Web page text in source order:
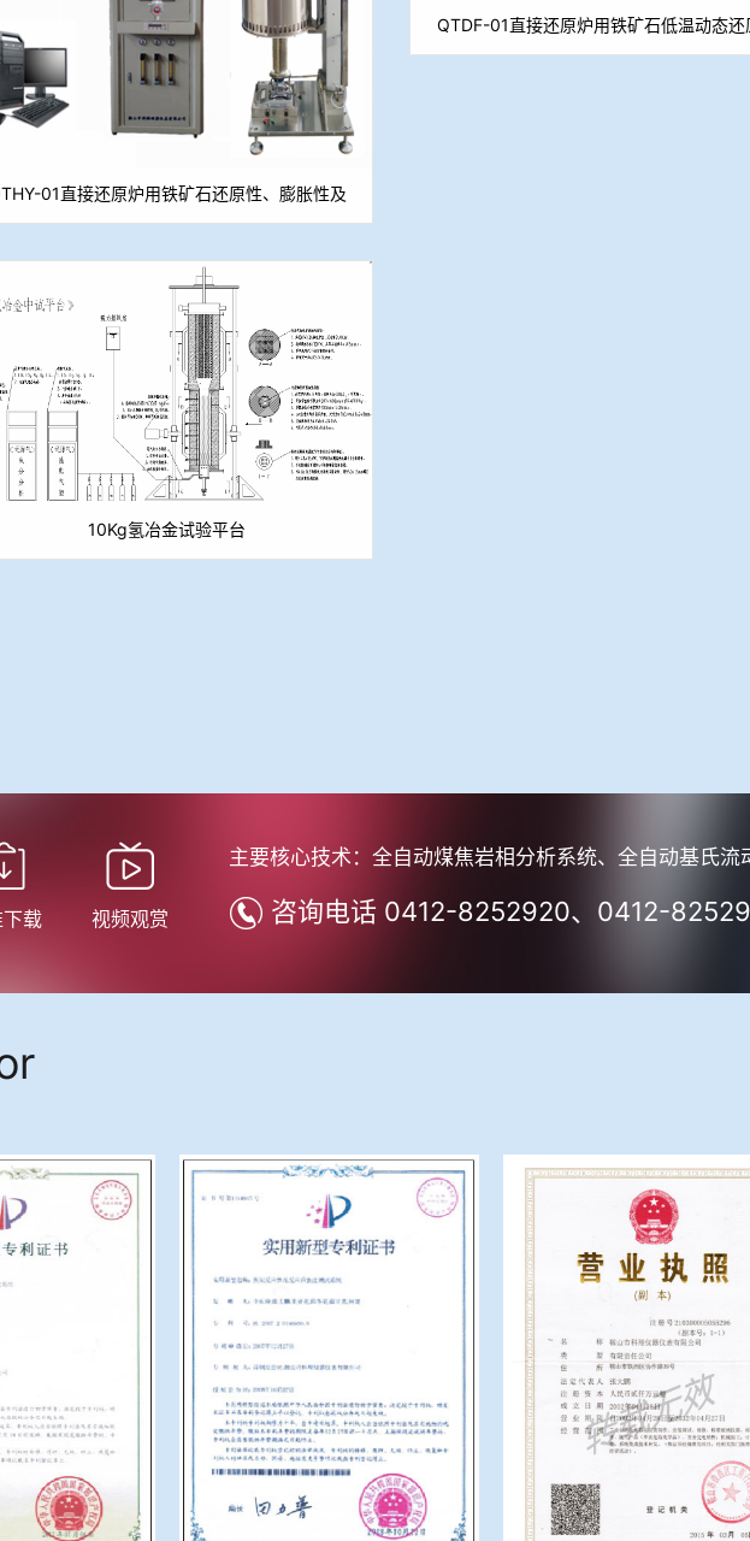
01直接还原炉用铁矿石还原性、膨胀性及
金属化率测定装置 （TG分析仪）
QTDF-01直接还原炉用铁矿石低温动态还
测定仪
10Kg氢冶金试验平台
载 视频观赏
主要核心技术：全自动煤焦岩相分析系统、全自动基氏
咨询电话 0412-8252920、0412-